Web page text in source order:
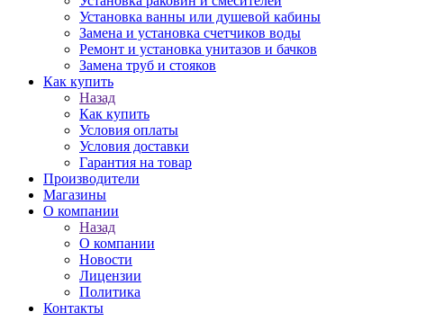
Установка ванны или душевой кабины
Замена и установка счетчиков воды
Ремонт и установка унитазов и бачков
Замена труб и стояков
Как купить
Назад
Как купить
Условия оплаты
Условия доставки
Гарантия на товар
Производители
Магазины
О компании
Назад
О компании
Новости
Лицензии
Политика
Контакты